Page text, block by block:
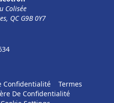
vente de billets
Colisée
QC G9B 0Y7
Confidentialité
Termes
De Confidentialité